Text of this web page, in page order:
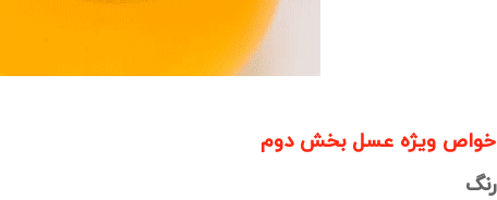
خواص ویژه عسل بخش دوم
رنگ